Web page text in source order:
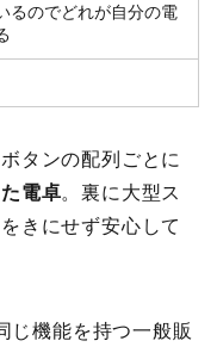
るのでどれが自分の電
タンの配列ごとに
電卓。裏に大型ス
きにせず安心して
じ機能を持つ一般販